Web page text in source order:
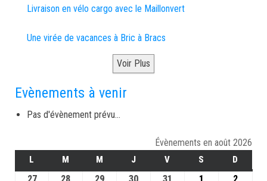
Livraison en vélo cargo avec le Maillonvert
Une virée de vacances à Bric à Bracs
Voir Plus
Evènements à venir
Pas d'évènement prévu...
Évènements en août 2026
L M M J V S D